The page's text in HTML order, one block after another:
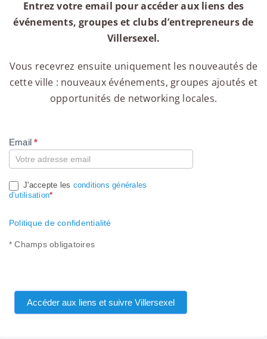
Entrez votre email pour accéder aux liens des
événements, groupes et clubs d’entrepreneurs de
Villersexel.
Vous recevrez ensuite uniquement les nouveautés de
cette ville : nouveaux événements, groupes ajoutés et
opportunités de networking locales.
Compte
Email*
J'accepte les conditions générales
d’utilisation*
Politique de confidentialité
* Champs obligatoires
Accéder aux liens et suivre Villersexel